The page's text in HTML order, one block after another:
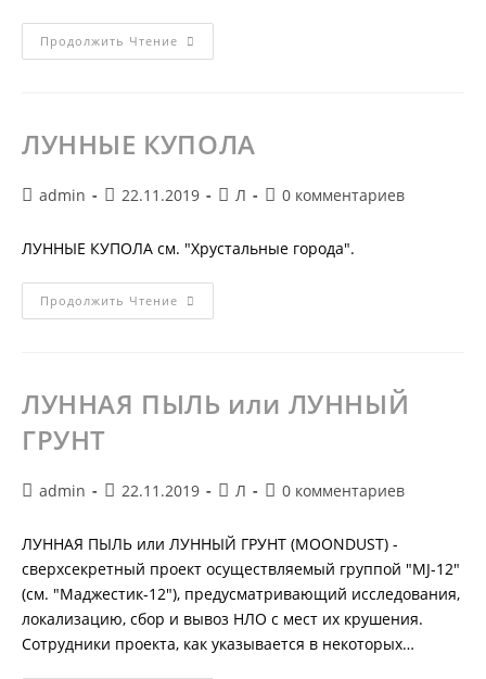
Продолжить Чтение ЛЬЕЖ
ЛУННЫЕ КУПОЛА
Автор
admin
Запись
22.11.2019
Рубрика
Л
Комментарии
0 комментариев
ЛУННЫЕ КУПОЛА см. "Хрустальные города".
Продолжить Чтение ЛУННЫЕ
КУПОЛА
ЛУННАЯ ПЫЛЬ или ЛУННЫЙ
ГРУНТ
Автор
admin
Запись
22.11.2019
Рубрика
Л
Комментарии
записи:
0 комментариев
ЛУННАЯ ПЫЛЬ или ЛУННЫЙ ГРУНТ (MOONDUST) -
сверхсекретный проект осуществляемый группой "MJ-12"
(см. "Маджестик-12"), предусматривающий исследования,
локализацию, сбор и вывоз НЛО с мест их крушения.
Сотрудники проекта, как указывается в некоторых…